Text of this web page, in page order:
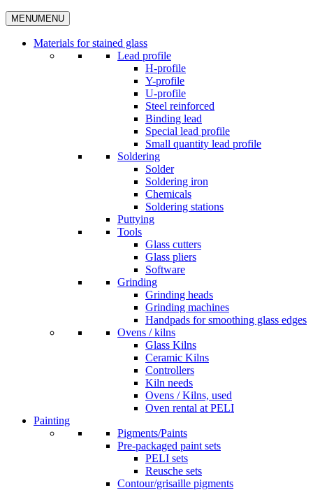
MENUMENU
Materials for stained glass
Lead profile
H-profile
Y-profile
U-profile
Steel reinforced
Binding lead
Special lead profile
Small quantity lead profile
Soldering
Solder
Soldering iron
Chemicals
Soldering stations
Puttying
Tools
Glass cutters
Glass pliers
Software
Grinding
Grinding heads
Grinding machines
Handpads for smoothing glass edges
Ovens / kilns
Glass Kilns
Ceramic Kilns
Controllers
Kiln needs
Ovens / Kilns, used
Oven rental at PELI
Painting
Pigments/Paints
Pre-packaged paint sets
PELI sets
Reusche sets
Contour/grisaille pigments